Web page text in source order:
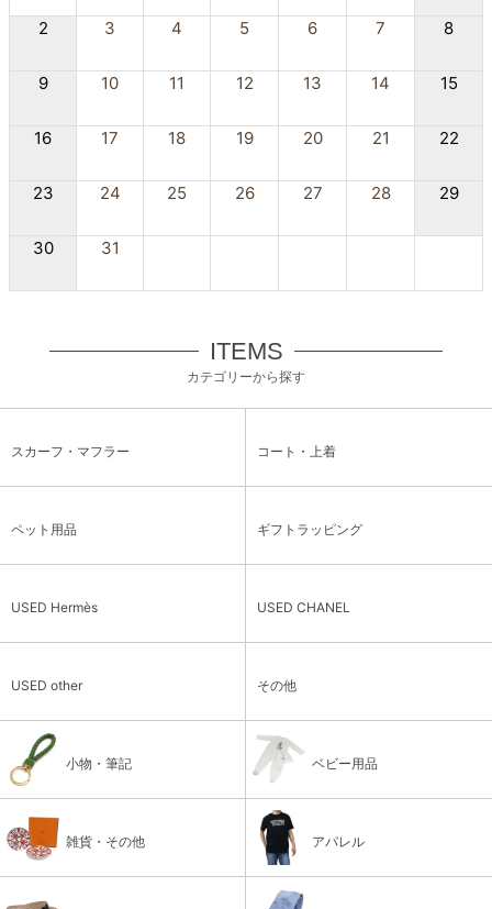
2 3 4 5 6 7 8
9 10 11 12 13 14 15
16 17 18 19 20 21 22
23 24 25 26 27 28 29
30 31
ITEMS
カテゴリーから探す
スカーフ・マフラー コート・上着
ペット用品 ギフトラッピング
USED Hermès USED CHANEL
USED other その他
小物・筆記 ベビー用品
雑貨・その他 アパレル